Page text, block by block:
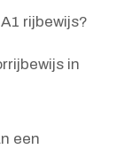
rijbewijs?
in
een